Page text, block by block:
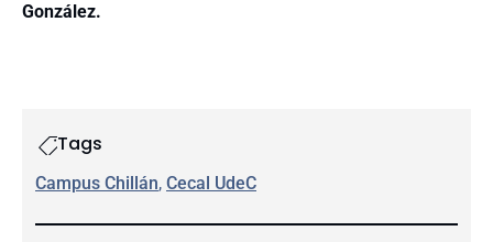
González.
Tags
Campus Chillán, Cecal UdeC